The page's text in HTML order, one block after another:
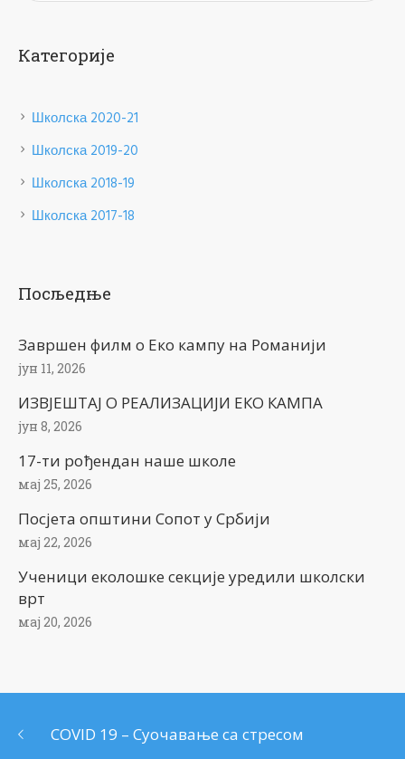
Категорије
Школска 2020-21
Школска 2019-20
Школска 2018-19
Школска 2017-18
Посљедње
Завршен филм о Еко кампу на Романији
јун 11, 2026
ИЗВЈЕШТАЈ О РЕАЛИЗАЦИЈИ ЕКО КАМПА
јун 8, 2026
17-ти рођендан наше школе
мај 25, 2026
Посјета општини Сопот у Србији
мај 22, 2026
Ученици еколошке секције уредили школски
врт
мај 20, 2026
COVID 19 – Суочавање са стресом